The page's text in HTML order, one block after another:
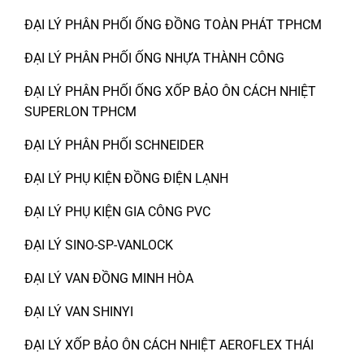
ĐẠI LÝ PHÂN PHỐI ỐNG ĐỒNG TOÀN PHÁT TPHCM
ĐẠI LÝ PHÂN PHỐI ỐNG NHỰA THÀNH CÔNG
ĐẠI LÝ PHÂN PHỐI ỐNG XỐP BẢO ÔN CÁCH NHIỆT
SUPERLON TPHCM
ĐẠI LÝ PHÂN PHỐI SCHNEIDER
ĐẠI LÝ PHỤ KIỆN ĐỒNG ĐIỆN LẠNH
ĐẠI LÝ PHỤ KIỆN GIA CÔNG PVC
ĐẠI LÝ SINO-SP-VANLOCK
ĐẠI LÝ VAN ĐỒNG MINH HÒA
ĐẠI LÝ VAN SHINYI
ĐẠI LÝ XỐP BẢO ÔN CÁCH NHIỆT AEROFLEX THÁI